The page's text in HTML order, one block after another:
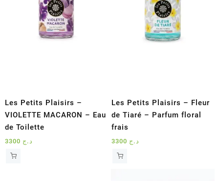
Les Petits Plaisirs –
VIOLETTE MACARON – Eau
de Toilette
د.ج
Les Petits Plaisirs – Fleur
de Tiaré – Parfum floral
frais
د.ج